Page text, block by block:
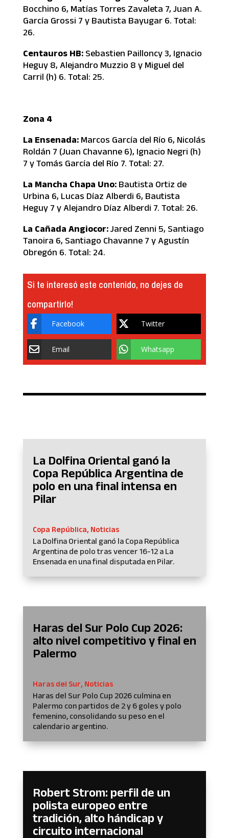
Bocchino 6, Matías Torres Zavaleta 7, Juan A.
García Grossi 7 y Bautista Bayugar 6. Total:
26.
Centauros HB: Sebastien Pailloncy 3, Ignacio
Heguy 8, Alejandro Muzzio 8 y Miguel del
Carril (h) 6. Total: 25.
Zona 4
La Ensenada: Marcos García del Río 6, Nicolás
Roldán 7 (Juan Chavanne 6), Ignacio Negri (h)
7 y Tomás García del Río 7. Total: 27.
La Mancha Chapa Uno: Bautista Ortiz de
Urbina 6, Lucas Díaz Alberdi 6, Bautista
Heguy 7 y Alejandro Díaz Alberdi 7. Total: 26.
La Cañada Angiocor: Jared Zenni 5, Santiago
Tanoira 6, Santiago Chavanne 7 y Agustín
Obregón 6. Total: 24.
Si te interesó este contenido, no dejes de
compartirlo!
Facebook Twitter
Email Whatsapp
La Dolfina Oriental ganó la
Copa República Argentina de
polo en una final intensa en
Pilar
Copa República, Noticias
La Dolfina Oriental ganó la Copa República
Argentina de polo tras vencer 16-12 a La
Ensenada en una final disputada en Pilar.
Haras del Sur Polo Cup 2026:
alto nivel competitivo y final en
Palermo
Haras del Sur, Noticias
Haras del Sur Polo Cup 2026 culmina en
Palermo con partidos de 2 y 6 goles y polo
femenino, consolidando su peso en el
calendario argentino.
Robert Strom: perfil de un
polista europeo entre
tradición, alto hándicap y
circuito internacional